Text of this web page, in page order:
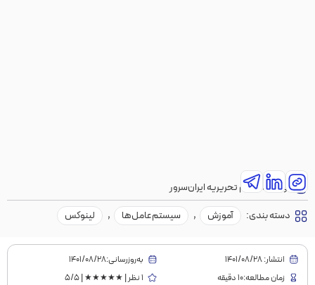
نویسنده:تیم تحریریه ایران‌سرور
دسته بندی:
آموزش , سیستم‌عامل‌ها , لینوکس
انتشار:1401/08/28
به‌روز‌رسانی:۱۴۰۱/۰۸/۲۸
زمان مطالعه:10 دقیقه
1 نظر | ★★★★★ | 5/5